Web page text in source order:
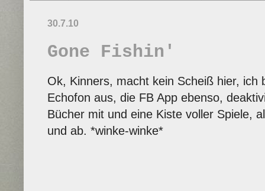
30.7.10
Gone Fishin'
Ok, Kinners, macht kein Scheiß hier, ich
Echofon aus, die FB App ebenso,
Bücher mit und eine Kiste voller Spiele,
und ab. *winke-winke*